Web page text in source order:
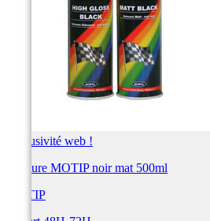
Exclusivité web !
Peinture MOTIP noir mat 500ml
MOTIP